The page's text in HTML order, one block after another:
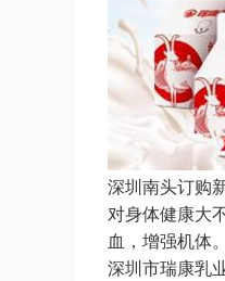
深圳南头订购
对身体健康大
血，增强机体
深圳市瑞康乳